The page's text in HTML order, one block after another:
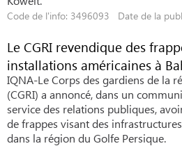
Code de l'info: 3496093 Date de la
Le CGRI revendique des
installations américaines à
IQNA-Le Corps des gardiens de la
(CGRI) a annoncé, dans un
service des relations publiques,
de frappes visant des
dans la région du Golfe Persique.